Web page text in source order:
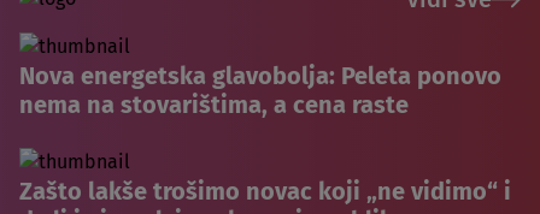
Nova energetska glavobolja: Peleta ponovo
nema na stovarištima, a cena raste
Zašto lakše trošimo novac koji „ne vidimo“ i